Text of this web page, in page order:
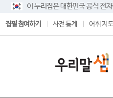
이 누리집은 대한민국 공식 전
집필 참여하기 사전 통계 어휘 지도